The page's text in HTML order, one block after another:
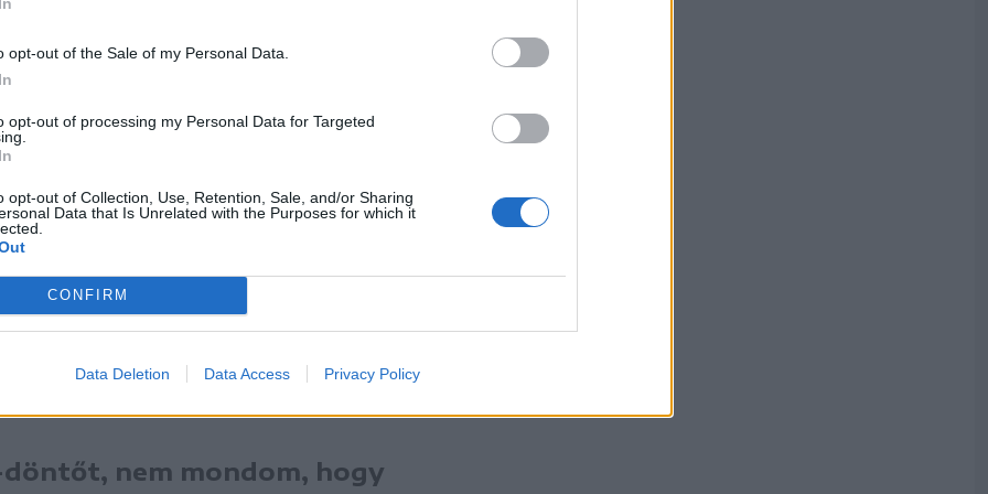
opt-out of the Sale of my Personal Data.
opt-out of processing my Personal Data for Targeted
opt-out of Collection, Use, Retention, Sale, and/or Sharing
Data that Is Unrelated with the Purposes for which it
CONFIRM
Data Deletion Data Access Privacy Policy
esélyt kell adni, nem
eredmény az óvodafejlesztés. „Nekem
Minél több óvoda kell, ahol
– jelentette ki Orbán Viktor.
világbajnokságról szóló kérdésre így
alább adni, mint ami már egyszer sikerült.
nem mondom, hogy